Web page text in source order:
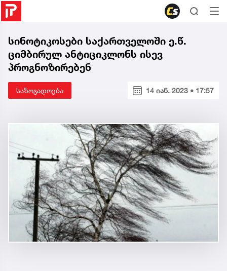
სინოტიკოსები საქართველოში ე.წ.
ციმბირულ ანტიციკლონს ისევ
პროგნოზირებენ
საზოგადოება 14 იან. 2023 • 17:57